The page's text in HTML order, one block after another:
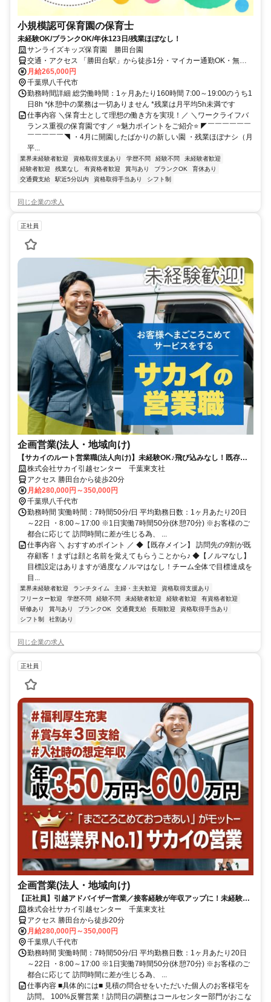
小規模認可保育園の保育士
未経験OK/ブランクOK/年休123日/残業ほぼなし！
サンライズキッズ保育園 勝田台園
交通・アクセス 「勝田台駅」から徒歩1分・マイカー通勤OK・無料
駐車場完備（一部対象外の園あり）
月給265,000円
千葉県八千代市
勤務時間詳細 総労働時間：1ヶ月あたり160時間 7:00～19:00のうち1
日8h *休憩中の業務は一切ありません *残業は月平均5h未満です
仕事内容 ＼保育士として理想の働き方を実現！／ ＼ワークライフバ
ランス重視の保育園です／ ⭐魅力ポイントをご紹介⭐ ◤￣￣￣￣￣￣
￣￣￣￣￣◥ ・4月に開園したばかりの新しい園 ・残業ほぼナシ（月
平...
業界未経験者歓迎 資格取得支援あり 学歴不問 経験不問
未経験者歓迎
経験者歓迎
残業なし 有資格者歓迎 賞与あり ブランクOK
育休あり
交通費支給
駅近5分以内 資格取得手当あり シフト制
同じ企業の求人
正社員
企画営業(法人・地域向け)
【サカイのルート営業職(法人向け)】未経験OK♪飛び込みなし！既存の
お客様とじっくり向き合う仕事◎
株式会社サカイ引越センター 千葉東支社
アクセス 勝田台から徒歩20分
月給280,000円～350,000円
千葉県八千代市
勤務時間 実働時間：7時間50分/日 平均勤務日数：1ヶ月あたり20日
～22日 ・8:00～17:00 ※1日実働7時間50分(休憩70分) ※お客様のご
都合に応じて 訪問時間に差が生じる為、 ...
仕事内容 ＼ おすすめポイント ／ ◆【既存メイン】 訪問先の9割が既
存顧客！まずは顔と名前を覚えてもらうことから♪ ◆【ノルマなし】
目標設定はありますが過度なノルマはなし！チーム全体で目標達成を
目...
業界未経験者歓迎 ランチタイム 主婦・主夫歓迎
資格取得支援あり
フリーター歓迎
学歴不問 経験不問 未経験者歓迎 経験者歓迎
有資格者歓迎
研修あり
賞与あり ブランクOK 交通費支給 長期歓迎
資格取得手当あり
シフト制
社割あり
同じ企業の求人
正社員
企画営業(法人・地域向け)
【正社員】引越アドバイザー営業／接客経験が年収アップに！未経験歓
迎/成約率80%/賞与年3回
株式会社サカイ引越センター 千葉東支社
アクセス 勝田台から徒歩20分
月給280,000円～350,000円
千葉県八千代市
勤務時間 実働時間：7時間50分/日 平均勤務日数：1ヶ月あたり20日
～22日 ・8:00～17:00 ※1日実働7時間50分(休憩70分) ※お客様のご
都合に応じて 訪問時間に差が生じる為、 ...
仕事内容 ■具体的には■ 見積の問合せをいただいた個人のお客様宅を
訪問。 100%反響営業！訪問日の調整はコールセンター部門がおこな